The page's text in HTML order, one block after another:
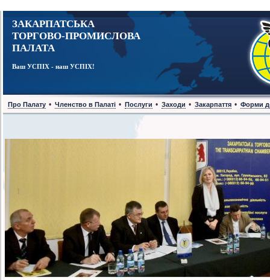
ЗАКАРПАТСЬКА
ТОРГОВО-ПРОМИСЛОВА
ПАЛАТА
Ваш УСПІХ - наш УСПІХ!
Про Палату • Членство в Палаті • Послуги • Заходи • Закарпаття • Форми